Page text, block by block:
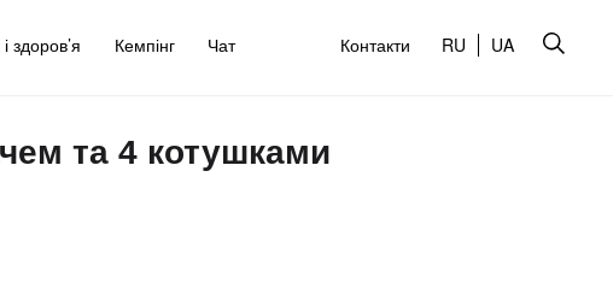
здоров’я Кемпінг Чат Контакти RU UA
та 4 котушками